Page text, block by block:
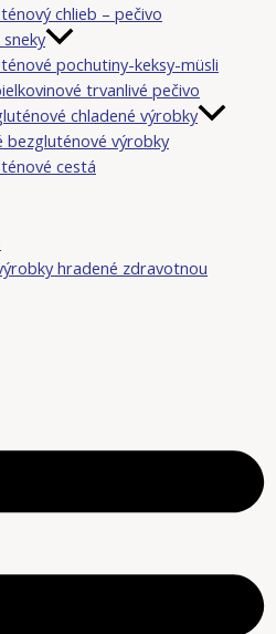
chlieb – pečivo
sneky
pochutiny-keksy-müsli
trvanlivé pečivo
chladené výrobky
bezgluténové výrobky
cestá
hradené zdravotnou